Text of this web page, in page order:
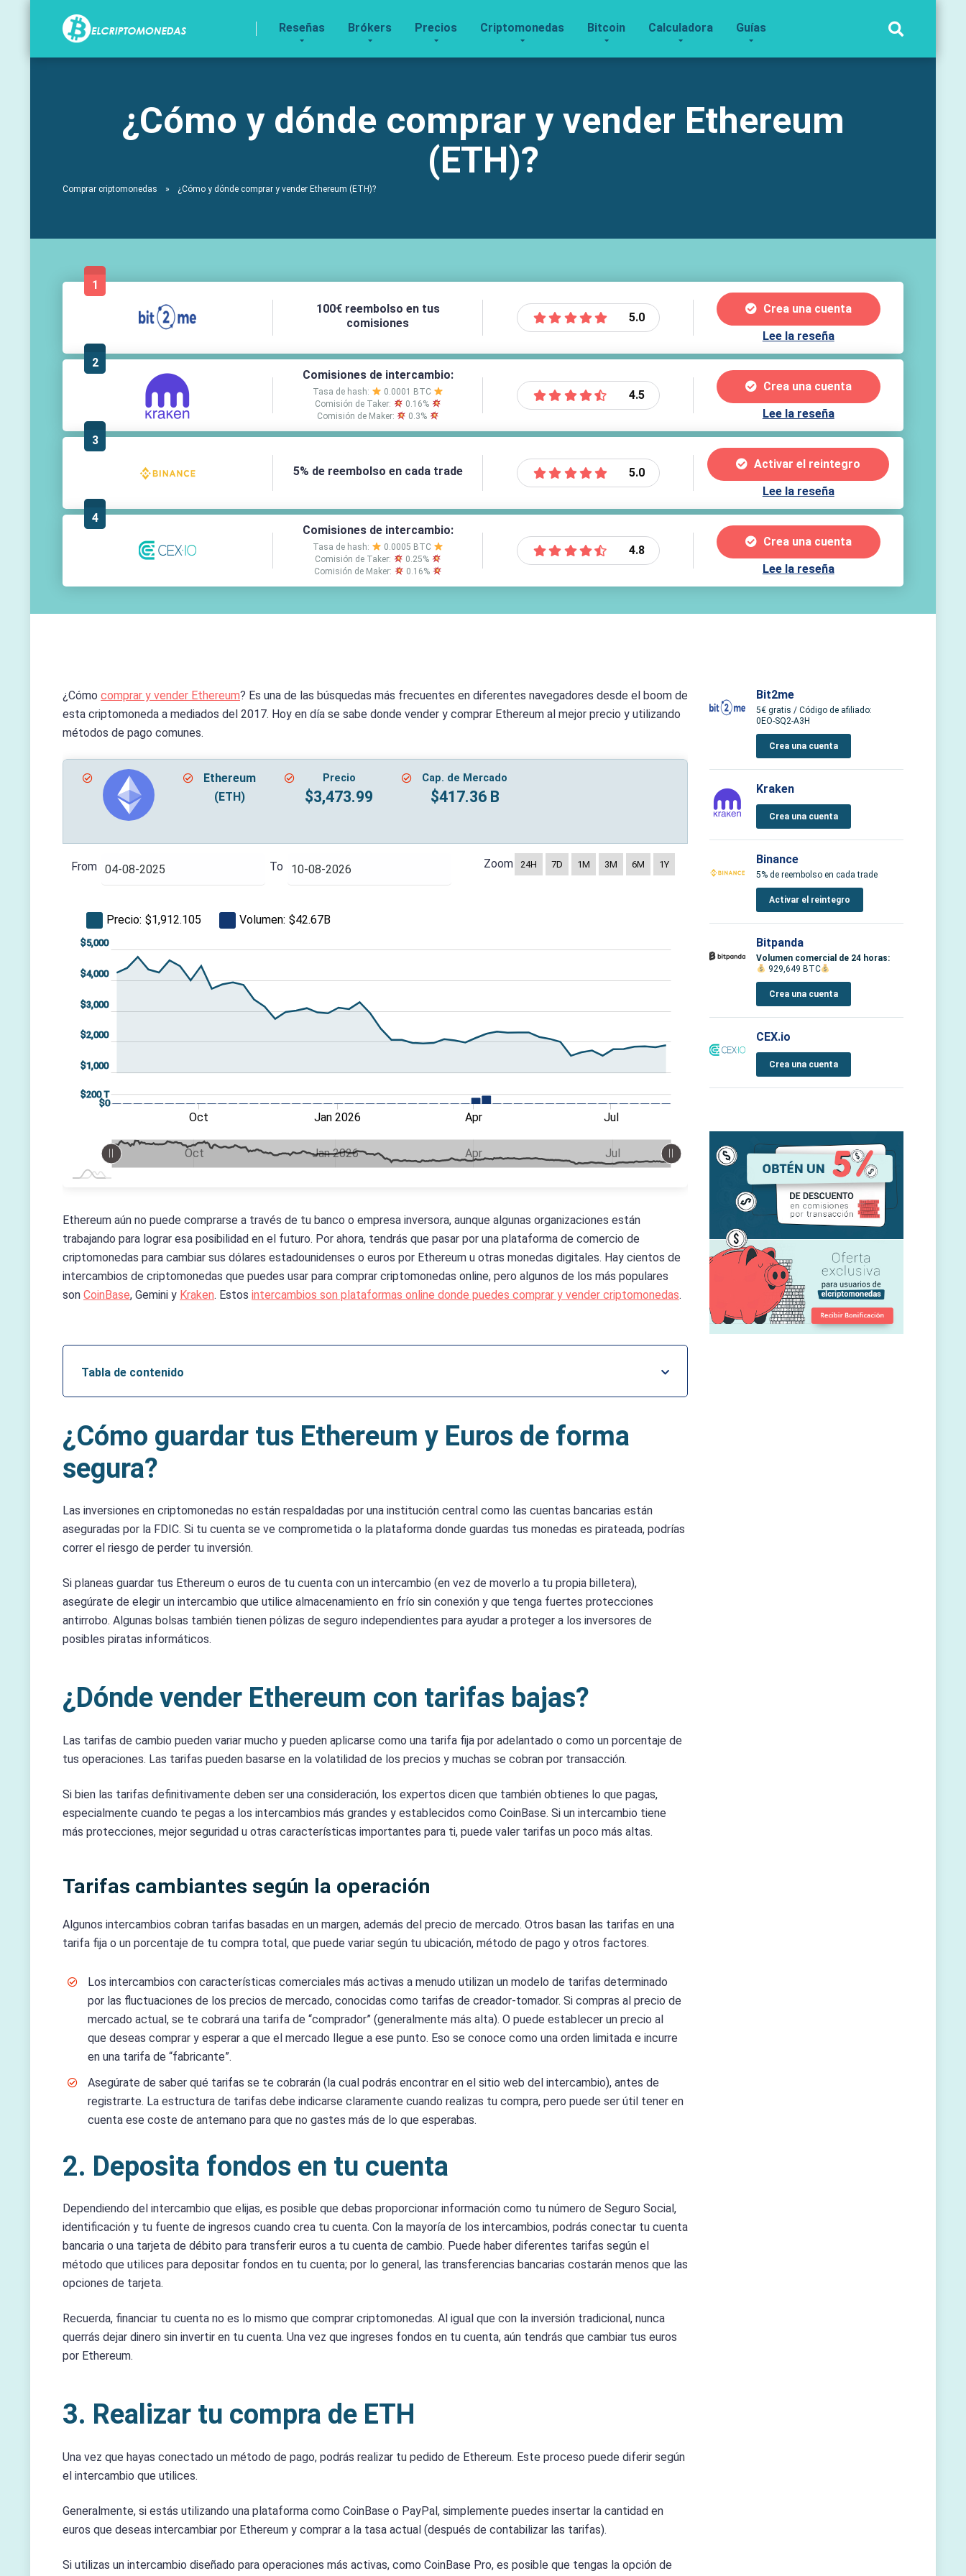
Reseñas Brókers Precios Criptomonedas Bitcoin Calculadora Guías
¿Cómo y dónde comprar y vender Ethereum
(ETH)?
Comprar criptomonedas » ¿Cómo y dónde comprar y vender Ethereum (ETH)?
1
100€ reembolso en tus
comisiones
5.0
Crea una cuenta
Lee la reseña
2
Comisiones de intercambio:
Tasa de hash:
0.0001 BTC
Comisión de Taker:
0.16%
Comisión de Maker:
0.3%
4.5
Crea una cuenta
Lee la reseña
3
5% de reembolso en cada trade 5.0
Activar el reintegro
Lee la reseña
4
Comisiones de intercambio:
Tasa de hash:
0.0005 BTC
Comisión de Taker:
0.25%
Comisión de Maker:
0.16%
4.8
Crea una cuenta
Lee la reseña
¿Cómo comprar y vender Ethereum? Es una de las búsquedas más frecuentes en diferentes navegadores desde el boom de
esta criptomoneda a mediados del 2017. Hoy en día se sabe donde vender y comprar Ethereum al mejor precio y utilizando
métodos de pago comunes.
Ethereum
(ETH)
Precio
$3,473.99
Cap. de Mercado
$417.36 B
From To Zoom 24H 7D 1M 3M 6M 1Y
Precio: $1,912.105 Volumen: $42.67B
$1,000
$1,000
$2,000
$3,000
$4,000
$5,000
$200 T
$0
$200 T
Oct Jan 2026 Apr Jul
L
Jul
Sep
Nov Jan 2026
Oct Jul
Apr
Oct
Ethereum aún no puede comprarse a través de tu banco o empresa inversora, aunque algunas organizaciones están
trabajando para lograr esa posibilidad en el futuro. Por ahora, tendrás que pasar por una plataforma de comercio de
criptomonedas para cambiar sus dólares estadounidenses o euros por Ethereum u otras monedas digitales. Hay cientos de
intercambios de criptomonedas que puedes usar para comprar criptomonedas online, pero algunos de los más populares
son CoinBase, Gemini y Kraken. Estos intercambios son plataformas online donde puedes comprar y vender criptomonedas.
Tabla de contenido
¿Cómo guardar tus Ethereum y Euros de forma
segura?
Las inversiones en criptomonedas no están respaldadas por una institución central como las cuentas bancarias están
aseguradas por la FDIC. Si tu cuenta se ve comprometida o la plataforma donde guardas tus monedas es pirateada, podrías
correr el riesgo de perder tu inversión.
Si planeas guardar tus Ethereum o euros de tu cuenta con un intercambio (en vez de moverlo a tu propia billetera),
asegúrate de elegir un intercambio que utilice almacenamiento en frío sin conexión y que tenga fuertes protecciones
antirrobo. Algunas bolsas también tienen pólizas de seguro independientes para ayudar a proteger a los inversores de
posibles piratas informáticos.
¿Dónde vender Ethereum con tarifas bajas?
Las tarifas de cambio pueden variar mucho y pueden aplicarse como una tarifa fija por adelantado o como un porcentaje de
tus operaciones. Las tarifas pueden basarse en la volatilidad de los precios y muchas se cobran por transacción.
Si bien las tarifas definitivamente deben ser una consideración, los expertos dicen que también obtienes lo que pagas,
especialmente cuando te pegas a los intercambios más grandes y establecidos como CoinBase. Si un intercambio tiene
más protecciones, mejor seguridad u otras características importantes para ti, puede valer tarifas un poco más altas.
Tarifas cambiantes según la operación
Algunos intercambios cobran tarifas basadas en un margen, además del precio de mercado. Otros basan las tarifas en una
tarifa fija o un porcentaje de tu compra total, que puede variar según tu ubicación, método de pago y otros factores.
Los intercambios con características comerciales más activas a menudo utilizan un modelo de tarifas determinado
por las fluctuaciones de los precios de mercado, conocidas como tarifas de creador-tomador. Si compras al precio de
mercado actual, se te cobrará una tarifa de “comprador” (generalmente más alta). O puede establecer un precio al
que deseas comprar y esperar a que el mercado llegue a ese punto. Eso se conoce como una orden limitada e incurre
en una tarifa de “fabricante”.
Asegúrate de saber qué tarifas se te cobrarán (la cual podrás encontrar en el sitio web del intercambio), antes de
registrarte. La estructura de tarifas debe indicarse claramente cuando realizas tu compra, pero puede ser útil tener en
cuenta ese coste de antemano para que no gastes más de lo que esperabas.
2. Deposita fondos en tu cuenta
Dependiendo del intercambio que elijas, es posible que debas proporcionar información como tu número de Seguro Social,
identificación y tu fuente de ingresos cuando crea tu cuenta. Con la mayoría de los intercambios, podrás conectar tu cuenta
bancaria o una tarjeta de débito para transferir euros a tu cuenta de cambio. Puede haber diferentes tarifas según el
método que utilices para depositar fondos en tu cuenta; por lo general, las transferencias bancarias costarán menos que las
opciones de tarjeta.
Recuerda, financiar tu cuenta no es lo mismo que comprar criptomonedas. Al igual que con la inversión tradicional, nunca
querrás dejar dinero sin invertir en tu cuenta. Una vez que ingreses fondos en tu cuenta, aún tendrás que cambiar tus euros
por Ethereum.
3. Realizar tu compra de ETH
Una vez que hayas conectado un método de pago, podrás realizar tu pedido de Ethereum. Este proceso puede diferir según
el intercambio que utilices.
Generalmente, si estás utilizando una plataforma como CoinBase o PayPal, simplemente puedes insertar la cantidad en
euros que deseas intercambiar por Ethereum y comprar a la tasa actual (después de contabilizar las tarifas).
Si utilizas un intercambio diseñado para operaciones más activas, como CoinBase Pro, es posible que tengas la opción de
Bit2me
5€ gratis / Código de afiliado:
0EO-SQ2-A3H
Crea una cuenta
Kraken
Crea una cuenta
Binance
5% de reembolso en cada trade
Activar el reintegro
Bitpanda
Volumen comercial de 24 horas:
929,649 BTC
Crea una cuenta
CEX.io
Crea una cuenta